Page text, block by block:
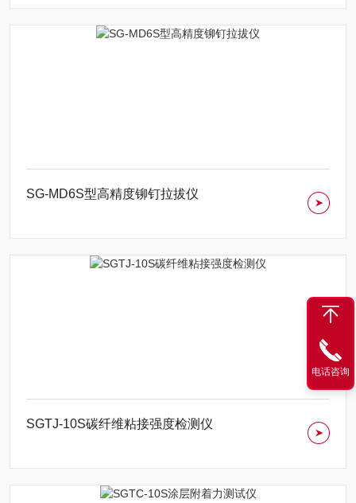
SG-MD6S型高精度铆钉拉拔仪
SGTJ-10S碳纤维粘接强度检测仪
电话咨询